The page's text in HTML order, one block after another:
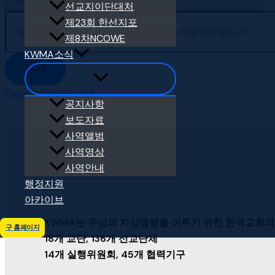
선교지이단대처
제23회 한선지포
제8차NCOWE
KWMA소식
공지사항
보도자료
사역앨범
사역영상
사역안내
행정지원
아카이브
구 홈페이지
검색
Powered by KBoard
KWMA는 주님의 지상명령을 이루기 위한 한국교회의
18개 교단, 136개 선교단체
14개 실행위원회, 45개 협력기구